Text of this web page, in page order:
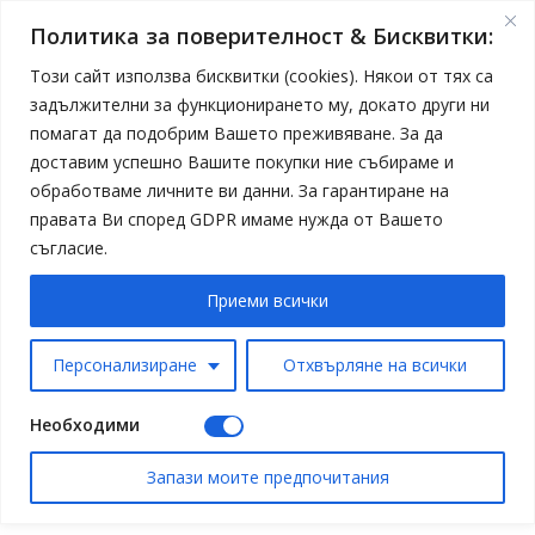
Политика за поверителност & Бисквитки:
Този сайт използва бисквитки (cookies). Някои от тях са
задължителни за функционирането му, докато други ни
помагат да подобрим Вашето преживяване. За да
доставим успешно Вашите покупки ние събираме и
обработваме личните ви данни. За гарантиране на
правата Ви според GDPR имаме нужда от Вашето
съгласие.
Персонализиране Отхвърляне на всички
Приеми всички
Необходими
Запази моите предпочитания